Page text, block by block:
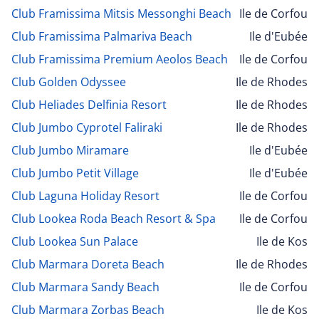
Club Framissima Mitsis Messonghi Beach Ile de Corfou
Club Framissima Palmariva Beach
Ile d'Eubée
Club Framissima Premium Aeolos Beach
Ile de Corfou
Club Golden Odyssee
Ile de Rhodes
Club Heliades Delfinia Resort
Ile de Rhodes
Club Jumbo Cyprotel Faliraki
Ile de Rhodes
Club Jumbo Miramare
Ile d'Eubée
Club Jumbo Petit Village
Ile d'Eubée
Club Laguna Holiday Resort
Ile de Corfou
Club Lookea Roda Beach Resort & Spa
Ile de Corfou
Club Lookea Sun Palace
Ile de Kos
Club Marmara Doreta Beach
Ile de Rhodes
Club Marmara Sandy Beach
Ile de Corfou
Club Marmara Zorbas Beach
Ile de Kos